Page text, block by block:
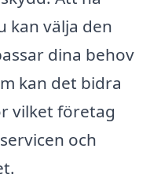
kan välja den
dina behov
kan det bidra
vilket företag
och